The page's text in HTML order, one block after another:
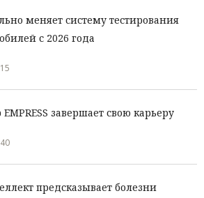
меняет систему тестирования
с 2026 года
завершает свою карьеру
предсказывает болезни